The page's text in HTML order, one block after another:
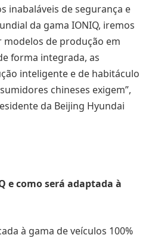
inabaláveis de segurança e
da gama IONIQ, iremos
de produção em
forma integrada, as
inteligente e de habitáculo
chineses exigem”,
da Beijing Hyundai
e como será adaptada à
à gama de veículos 100%